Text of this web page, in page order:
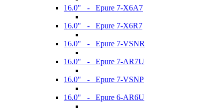
16.0" - Epure 7-X6A7
16.0" - Epure 7-X6R7
16.0" - Epure 7-VSNR
16.0" - Epure 7-AR7U
16.0" - Epure 7-VSNP
16.0" - Epure 6-AR6U